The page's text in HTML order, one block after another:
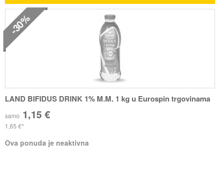
-30%
LAND BIFIDUS DRINK 1% M.M. 1 kg u Eurospin trgovinama
samo 1,15 €
1,65 €
Ova ponuda je neaktivna